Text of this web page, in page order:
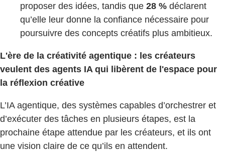
proposer des idées, tandis que 28 % déclarent
qu’elle leur donne la confiance nécessaire pour
poursuivre des concepts créatifs plus ambitieux.
L'ère de la créativité agentique : les créateurs
veulent des agents IA qui libèrent de l'espace pour
la réflexion créative
L’IA agentique, des systèmes capables d’orchestrer et
d’exécuter des tâches en plusieurs étapes, est la
prochaine étape attendue par les créateurs, et ils ont
une vision claire de ce qu’ils en attendent.